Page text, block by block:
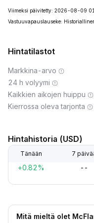
Viimeksi päivitetty: 2026-08-09
Vastuuvapauslauseke:
Hintatilastot
Markkina-arvo
24 h volyymi
Kaikkien aikojen huippu
Kierrossa oleva tarjonta
Hintahistoria (USD)
Tänään 7
+0.82% --
Mitä mieltä olet